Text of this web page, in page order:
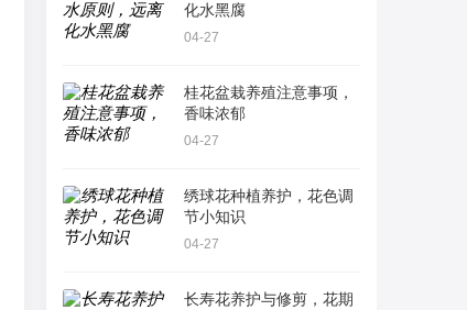
化水黑腐
04-27
桂花盆栽养殖注意事项，
香味浓郁
04-27
绣球花种植养护，花色调
节小知识
04-27
长寿花养护与修剪，花期